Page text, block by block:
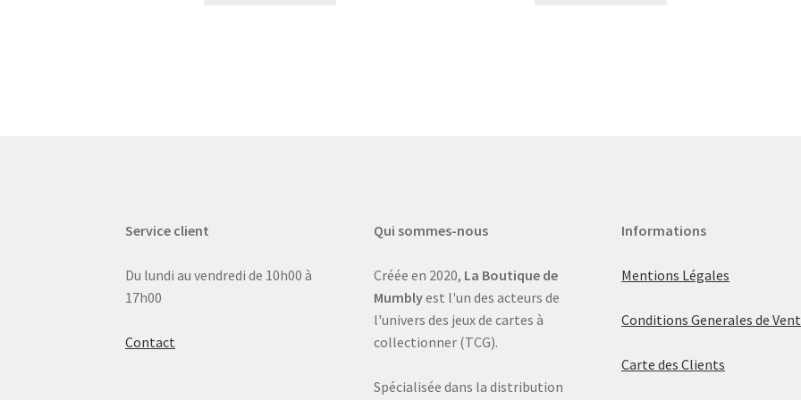
Service client
Du lundi au vendredi de 10h00 à
17h00
Contact
Qui sommes-nous
Créée en 2020, La Boutique de
Mumblyest l'un des acteurs de
l'univers des jeux de cartes à
collectionner (TCG).
Spécialisée dans la distribution
Informations
Mentions Légales
Conditions Generales de
Carte des Clients